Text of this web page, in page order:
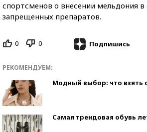
спортсменов о внесении мельдония в
запрещенных препаратов.
0 0 Подпишись
РЕКОМЕНДУЕМ:
Модный выбор: что взять
Самая трендовая обувь